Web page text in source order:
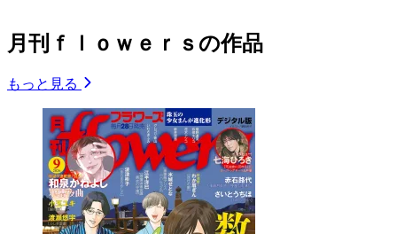
月刊ｆｌｏｗｅｒｓの作品
もっと見る